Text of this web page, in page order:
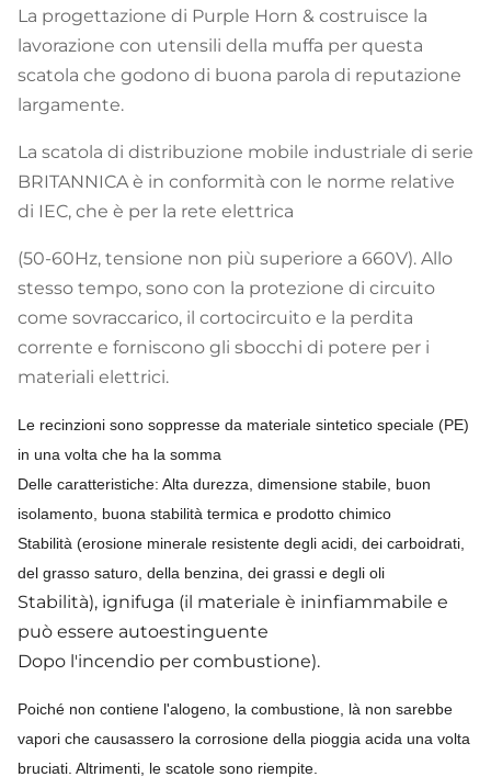
La progettazione di Purple Horn & costruisce la
lavorazione con utensili della muffa per questa
scatola che godono di buona parola di reputazione
largamente.
La scatola di distribuzione mobile industriale di serie
BRITANNICA è in conformità con le norme relative
di IEC, che è per la rete elettrica
(50-60Hz, tensione non più superiore a 660V). Allo
stesso tempo, sono con la protezione di circuito
come sovraccarico, il cortocircuito e la perdita
corrente e forniscono gli sbocchi di potere per i
materiali elettrici.
Le recinzioni sono soppresse da materiale sintetico speciale (PE)
in una volta che ha la somma
Delle caratteristiche: Alta durezza, dimensione stabile, buon
isolamento, buona stabilità termica e prodotto chimico
Stabilità (erosione minerale resistente degli acidi, dei carboidrati,
del grasso saturo, della benzina, dei grassi e degli oli
Stabilità), ignifuga (il materiale è ininfiammabile e
può essere autoestinguente
Dopo l'incendio per combustione).
Poiché non contiene l'alogeno, la combustione, là non sarebbe
vapori che causassero la corrosione della pioggia acida una volta
bruciati. Altrimenti, le scatole sono riempite.